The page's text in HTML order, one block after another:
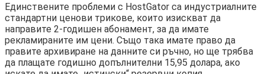
Единствените проблеми с HostGator са индустриалните
стандартни ценови трикове, които изискват да
направите 2-годишен абонамент, за да имате
рекламираните им цени. Също така имате право да
правите архивиране на данните си ръчно, но ще трябва
да плащате годишно допълнителни 15,95 долара, ако